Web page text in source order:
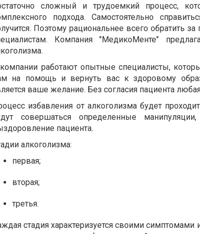
сложный и трудоемкий процесс,
подхода. Самостоятельно
Поэтому рациональнее всего
Компания "МедикоМенте"
работают опытные специалисты,
на помощь и вернуть вас к здоровому
ваше желание. Без согласия пациента
избавления от алкоголизма будет
совершаться определенные
пациента.
алкоголизма:
первая;
вторая;
третья.
стадия характеризуется своими